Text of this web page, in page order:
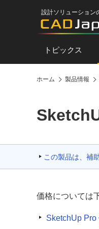
設計ソリューション
トピックス
ホーム 製品情報
この製品は、補
価格については
SketchUp Pro